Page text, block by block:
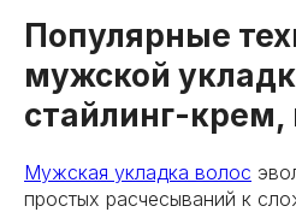
Популярные
мужской
стайлинг-крем,
Мужская укладка волос
простых расчесываний к